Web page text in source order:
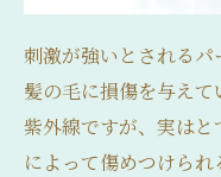
刺激が強いとされるパ
髪の毛に損傷を与え
紫外線ですが、実は
によって傷めつけら